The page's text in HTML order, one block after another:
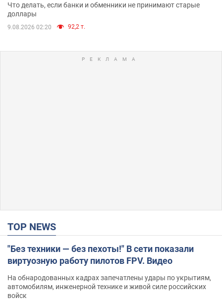
Что делать, если банки и обменники не принимают старые
доллары
9.08.2026 02:20 92,2 т.
TOP NEWS
"Без техники — без пехоты!" В сети показали
виртуозную работу пилотов FPV. Видео
На обнародованных кадрах запечатлены удары по укрытиям,
автомобилям, инженерной технике и живой силе российских
войск